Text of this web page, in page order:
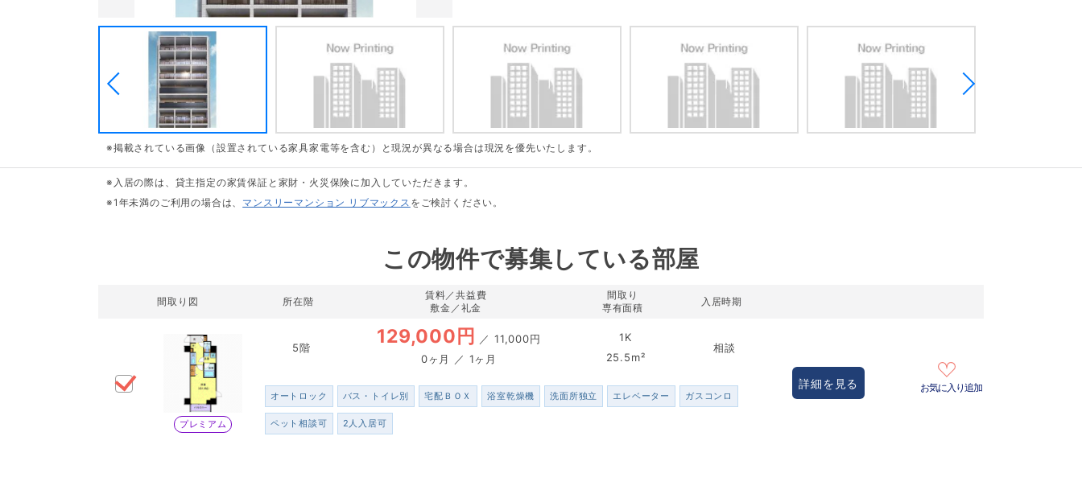
※掲載されている画像（設置されている家具家電等を含む）と現況が異なる場合は現況を優先いたします。
※入居の際は、貸主指定の家賃保証と家財・火災保険に加入していただきます。
※1年未満のご利用の場合は、 マンスリーマンション リブマックス をご検討ください。
この物件で募集している部屋
間取り図 所在階
賃料／共益費
敷金／礼金
間取り
専有面積
入居時期
プレミアム
5階 129,000円 ／11,000円
0ヶ月 ／ 1ヶ月
1K
25.5m²
相談
オートロック バス・トイレ別 宅配ＢＯＸ 浴室乾燥機 洗面所独立 エレベーター ガスコンロ
ペット相談可 2人入居可
詳細を見る お気に入り追加